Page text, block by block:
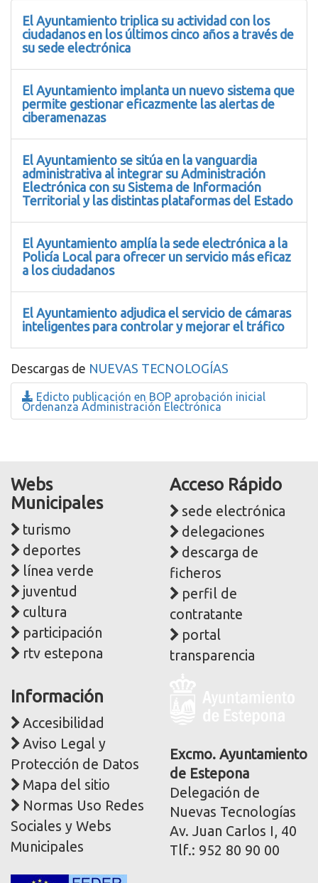
El Ayuntamiento triplica su actividad con los
ciudadanos en los últimos cinco años a través de
su sede electrónica
El Ayuntamiento implanta un nuevo sistema que
permite gestionar eficazmente las alertas de
ciberamenazas
El Ayuntamiento se sitúa en la vanguardia
administrativa al integrar su Administración
Electrónica con su Sistema de Información
Territorial y las distintas plataformas del Estado
El Ayuntamiento amplía la sede electrónica a la
Policía Local para ofrecer un servicio más eficaz
a los ciudadanos
El Ayuntamiento adjudica el servicio de cámaras
inteligentes para controlar y mejorar el tráfico
Descargas de NUEVAS TECNOLOGÍAS
Edicto publicación en BOP aprobación inicial
Ordenanza Administración Electrónica
Webs
Municipales
turismo
deportes
línea verde
juventud
cultura
participación
rtv estepona
Acceso Rápido
sede electrónica
delegaciones
descarga de
ficheros
perfil de
contratante
portal
transparencia
Información
Accesibilidad
Aviso Legal y
Protección de Datos
Mapa del sitio
Normas Uso Redes
Sociales y Webs
Municipales
corporativa
Excmo. Ayuntamiento
de Estepona
Delegación de
Nuevas Tecnologías
Av. Juan Carlos I, 40
Tlf.: 952 80 90 00